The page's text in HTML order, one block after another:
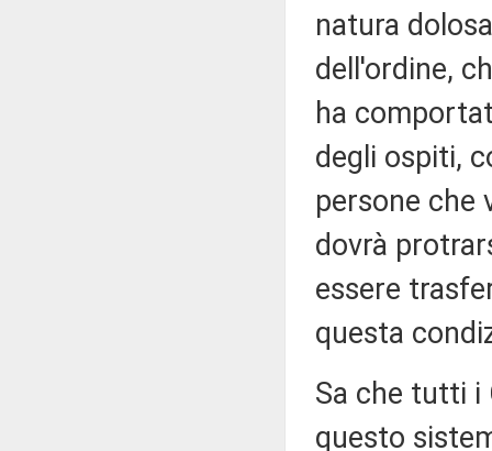
natura
dell'ordine,
ha
degli ospiti,
persone che
dovrà
essere
questa
Sa che tutti i
questo